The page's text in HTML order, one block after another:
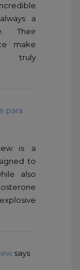
a
Their
make
truly
para
is a
to
also
says